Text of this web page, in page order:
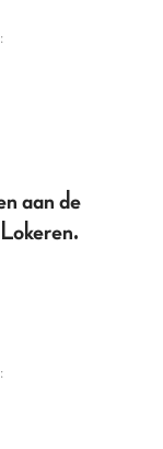
aan de